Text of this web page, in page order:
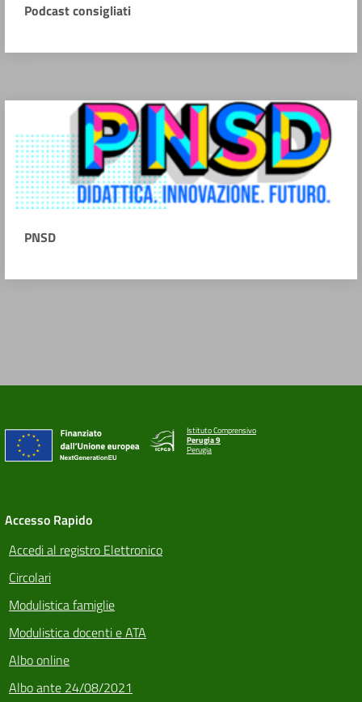
Podcast consigliati
PNSD
Istituto Comprensivo
Perugia 9
Perugia
Accesso Rapido
Accedi al registro Elettronico
Circolari
Modulistica famiglie
Modulistica docenti e ATA
Albo online
Albo ante 24/08/2021